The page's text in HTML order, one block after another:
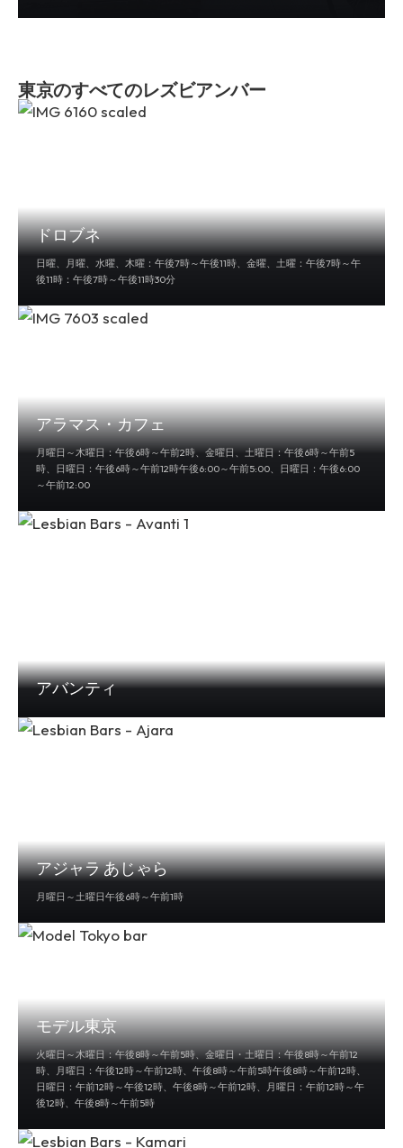
東京のすべてのレズビアンバー
ドロブネ
日曜、月曜、水曜、木曜：午後7時～午後11時、金曜、土曜：午後7時～午
後11時：午後7時～午後11時30分
アラマス・カフェ
月曜日～木曜日：午後6時～午前2時、金曜日、土曜日：午後6時～午前5
時、日曜日：午後6時～午前12時午後6:00～午前5:00、日曜日：午後6:00
～午前12:00
アバンティ
アジャラ あじゃら
月曜日～土曜日午後6時～午前1時
モデル東京
火曜日～木曜日：午後8時～午前5時、金曜日・土曜日：午後8時～午前12
時、月曜日：午後12時～午前12時、午後8時～午前5時午後8時～午前12時、
日曜日：午前12時～午後12時、午後8時～午前12時、月曜日：午前12時～午
後12時、午後8時～午前5時